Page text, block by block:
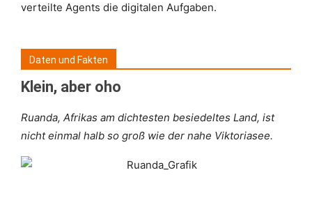
verteilte Agents die digitalen Aufgaben.
Daten und Fakten
Klein, aber oho
Ruanda, Afrikas am dichtesten besiedeltes Land, ist
nicht einmal halb so groß wie der nahe Viktoriasee.